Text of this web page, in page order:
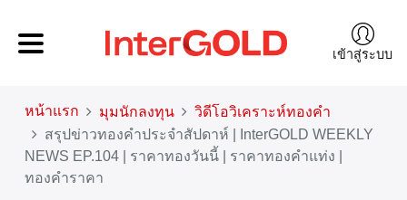
เข้าสู่ระบบ
หน้าแรก มุมนักลงทุน
วิดีโอวิเคราะห์ทองคำ
สรุปข่าวทองคำประจำสัปดาห์ | InterGOLD WEEKLY
NEWS EP.104 | ราคาทองวันนี้ | ราคาทองคำแท่ง |
ทองคำราคา